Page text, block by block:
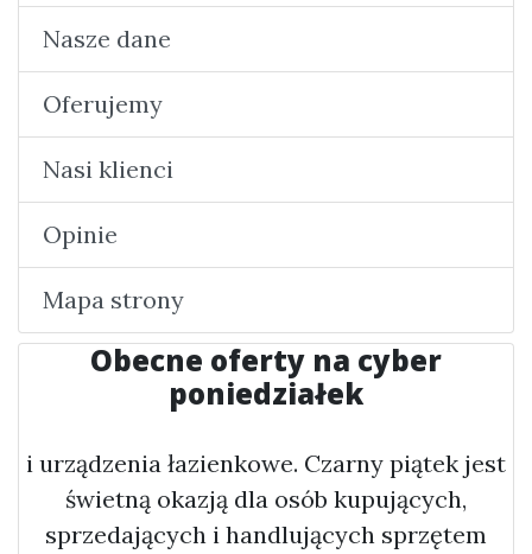
Nasze dane
Oferujemy
Nasi klienci
Opinie
Mapa strony
Obecne oferty na cyber
poniedziałek
i urządzenia łazienkowe. Czarny piątek jest
świetną okazją dla osób kupujących,
sprzedających i handlujących sprzętem